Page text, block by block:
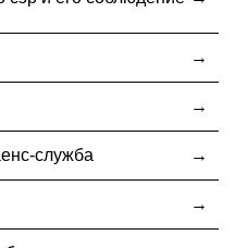
служба